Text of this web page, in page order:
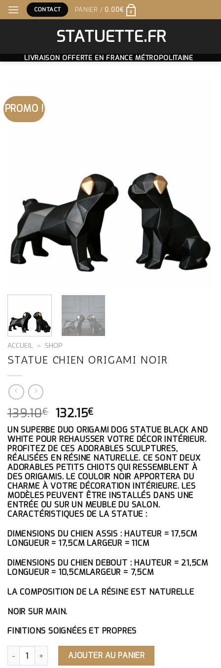
Skip
to
CONTACT PANIER / 0.00€ 0
STATUETTE.FR
LIVRAISON OFFERTE EN FRANCE MÉTROPOLITAINE
PROMO !
ACCUEIL » SHOP
STATUE CHIEN ORIGAMI NOIR
139.10€ LE
PRIX
INITIAL
ÉTAIT :
139.10€.
132.15€
PRIX
ACTUEL
EST :
132.15€.
UN SUPERBE DUO ORIGAMI DOG STATUE BLACK AND
WHITE POUR REHAUSSER VOTRE DÉCOR INTÉRIEUR.
PROFITEZ DE CES ADORABLES SCULPTURES,
RÉALISÉES EN RÉSINE NATURELLE. CE SONT DEUX
ADORABLES PETITS CHIOTS QUI RESSEMBLENT À
DES ORIGAMIS. LE COULOIR NOIR APPORTERA DU
CHARME À VOTRE DÉCORATION INTÉRIEURE. LES
MODÈLES PEUVENT ÊTRE INSTALLÉS DANS UNE
ENTRÉE OU SUR UN MEUBLE DU SALON.
CARACTÉRISTIQUES DE LA STATUE :
DIMENSIONS DU CHIEN ASSIS : HAUTEUR = 17,5CM
LONGUEUR = 17,5CM LARGEUR = 11CM
DIMENSIONS DU CHIEN DEBOUT : HAUTEUR = 21,5CM
LONGUEUR = 10,5CMLARGEUR = 7,5CM
LA COMPOSITION DE LA RÉSINE EST NATURELLE
NOIR SUR MAIN.
FINITIONS SOIGNÉES ET PROPRES
QUANTITÉ DE STATUE CHIEN ORIGAMI NOIR
AJOUTER AU PANIER